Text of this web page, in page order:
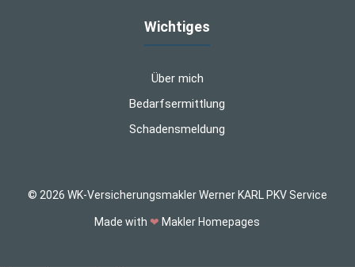
Wichtiges
Über mich
Bedarfsermittlung
Schadensmeldung
© 2026 WK-Versicherungsmakler Werner KARL PKV Service
Made with❤ Makler Homepages